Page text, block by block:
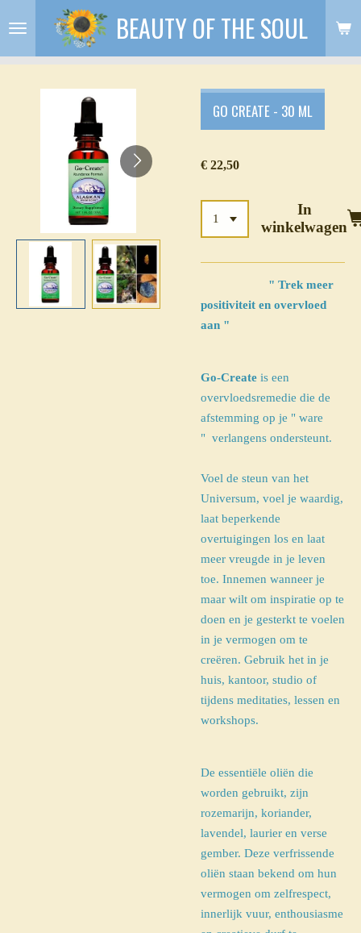
direct
naar
BEAUTY OF THE SOUL
GO CREATE - 30 ML
€ 22,50
In
winkelwagen
" Trek meer
positiviteit en overvloed
aan "
Go-Create is een
overvloedsremedie die de
afstemming op je " ware
" verlangens ondersteunt.
Voel de steun van het
Universum, voel je waardig,
laat beperkende
overtuigingen los en laat
meer vreugde in je leven
toe. Innemen wanneer je
maar wilt om inspiratie op te
doen en je gesterkt te voelen
in je vermogen om te
creëren. Gebruik het in je
huis, kantoor, studio of
tijdens meditaties, lessen en
workshops.
De essentiële oliën die
worden gebruikt, zijn
rozemarijn, koriander,
lavendel, laurier en verse
gember. Deze verfrissende
oliën staan ​​bekend om hun
vermogen om zelfrespect,
innerlijk vuur, enthousiasme